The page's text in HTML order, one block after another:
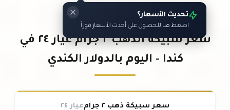
تحديث الأسعار؟
اضغط هنا للحصول على أحدث الأسعار فوراً
سعر سبيكة الذهب ٢ جرام عيار ٢٤ في
كندا - اليوم بالدولار الكندي
سعر سبيكة ذهب ٢ جرام عيار ٢٤